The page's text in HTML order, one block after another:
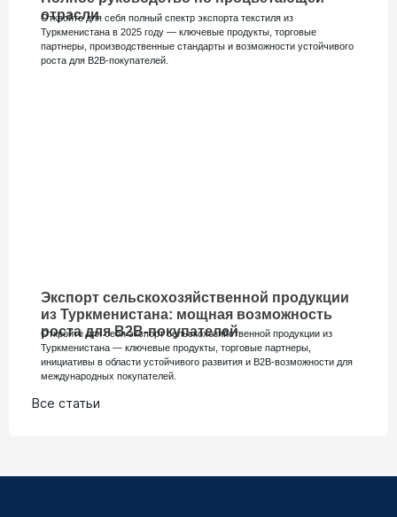
отрасли
Откройте для себя полный спектр экспорта текстиля из
Туркменистана в 2025 году — ключевые продукты, торговые
партнеры, производственные стандарты и возможности устойчивого
роста для B2B-покупателей.
Экспорт сельскохозяйственной продукции
из Туркменистана: мощная возможность
роста для B2B-покупателей
Откройте для себя экспорт сельскохозяйственной продукции из
Туркменистана — ключевые продукты, торговые партнеры,
инициативы в области устойчивого развития и B2B-возможности для
международных покупателей.
Все статьи